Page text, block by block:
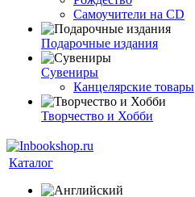
Самоучители на CD
Подарочные издания
Сувениры
Канцелярские товары
Творчество и Хобби
Каталог